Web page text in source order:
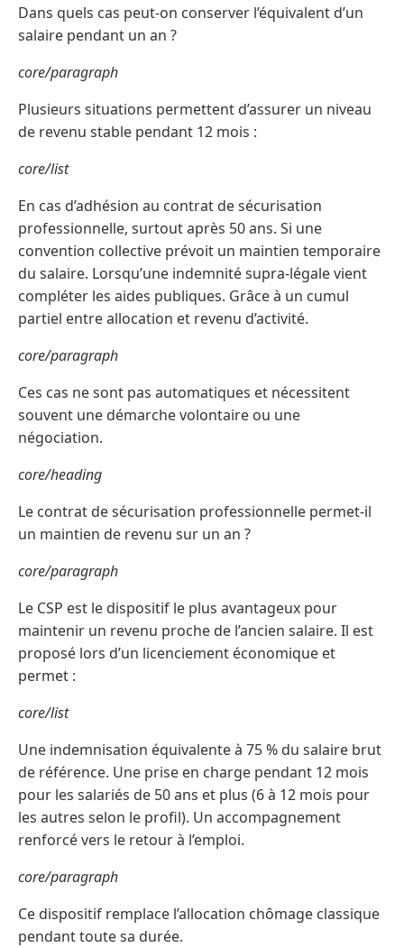
Dans quels cas peut-on conserver l’équivalent d’un
salaire pendant un an ?
core/paragraph
Plusieurs situations permettent d’assurer un niveau
de revenu stable pendant 12 mois :
core/list
En cas d’adhésion au contrat de sécurisation
professionnelle, surtout après 50 ans. Si une
convention collective prévoit un maintien temporaire
du salaire. Lorsqu’une indemnité supra-légale vient
compléter les aides publiques. Grâce à un cumul
partiel entre allocation et revenu d’activité.
core/paragraph
Ces cas ne sont pas automatiques et nécessitent
souvent une démarche volontaire ou une
négociation.
core/heading
Le contrat de sécurisation professionnelle permet-il
un maintien de revenu sur un an ?
core/paragraph
Le CSP est le dispositif le plus avantageux pour
maintenir un revenu proche de l’ancien salaire. Il est
proposé lors d’un licenciement économique et
permet :
core/list
Une indemnisation équivalente à 75 % du salaire brut
de référence. Une prise en charge pendant 12 mois
pour les salariés de 50 ans et plus (6 à 12 mois pour
les autres selon le profil). Un accompagnement
renforcé vers le retour à l’emploi.
core/paragraph
Ce dispositif remplace l’allocation chômage classique
pendant toute sa durée.